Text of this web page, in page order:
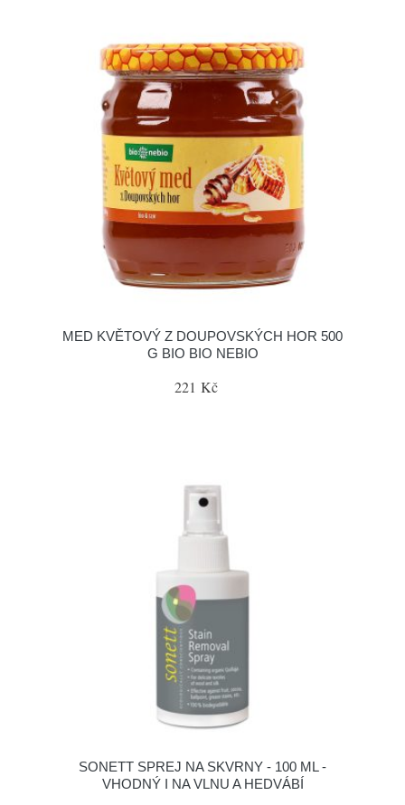
MED KVĚTOVÝ Z DOUPOVSKÝCH HOR 500
G BIO BIO NEBIO
221 Kč
SONETT SPREJ NA SKVRNY - 100 ML -
VHODNÝ I NA VLNU A HEDVÁBÍ